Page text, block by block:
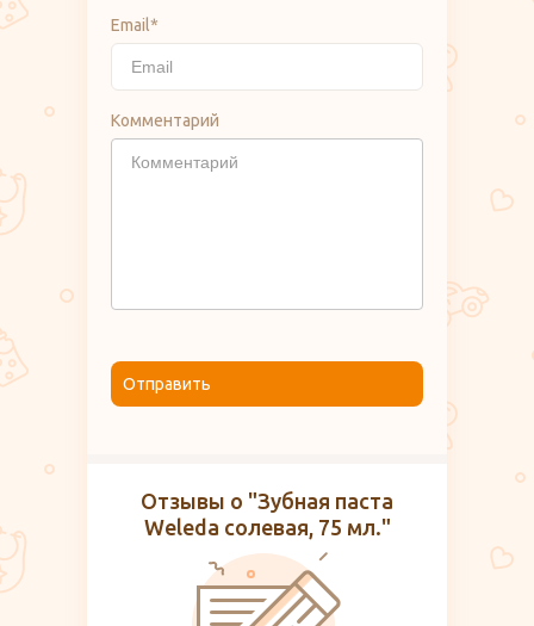
Email*
Комментарий
Отправить
Отзывы о "Зубная паста
Weleda солевая, 75 мл."